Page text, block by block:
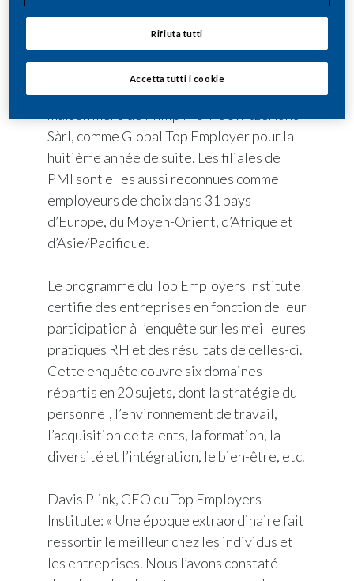
La certification Top Employer est le
résultat d’une évaluation par le Top
Employers Institute; celui-ci a désigné
Philip Morris International (PMI), la
Sàrl, comme Global Top Employer pour la
huitième année de suite. Les filiales de
PMI sont elles aussi reconnues comme
employeurs de choix dans 31 pays
d’Europe, du Moyen-Orient, d’Afrique et
d’Asie/Pacifique.
Le programme du Top Employers Institute
certifie des entreprises en fonction de leur
participation à l’enquête sur les meilleures
pratiques RH et des résultats de celles-ci.
Cette enquête couvre six domaines
répartis en 20 sujets, dont la stratégie du
personnel, l’environnement de travail,
l’acquisition de talents, la formation, la
diversité et l’intégration, le bien-être, etc.
Davis Plink, CEO du Top Employers
Institute: « Une époque extraordinaire fait
ressortir le meilleur chez les individus et
les entreprises. Nous l’avons constaté
Rifiuta tutti
Accetta tutti i cookie